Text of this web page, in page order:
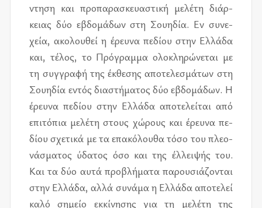
ντη­ση και προ­πα­ρα­σκευα­στι­κή με­λέ­τη διάρ­
κειας δύο εβδο­μά­δων στη Σου­η­δία. Εν συ­νε­
χεία, ακο­λου­θεί η έρευ­να πε­δί­ου στην Ελλά­δα
και, τέ­λος, το Πρό­γραμ­μα ολο­κλη­ρώ­νε­ται με
τη συγ­γρα­φή της έκ­θε­σης απο­τε­λε­σμά­των στη
Σου­η­δία εντός δια­στή­μα­τος δύο εβδο­μά­δων. Η
έρευ­να πε­δί­ου στην Ελλά­δα απο­τε­λεί­ται από
επι­τό­πια με­λέ­τη στους χώ­ρους και έρευ­να πε­
δί­ου σχε­τι­κά με τα επα­κό­λου­θα τόσο του πλε­ο­
νά­σμα­τος ύδα­τος όσο και της έλ­λει­ψής του.
Και τα δύο αυτά προ­βλή­μα­τα πα­ρου­σιά­ζο­νται
στην Ελλά­δα, αλλά συ­νά­μα η Ελλά­δα απο­τε­λεί
καλό ση­μείο εκ­κί­νη­σης για τη με­λέ­τη της